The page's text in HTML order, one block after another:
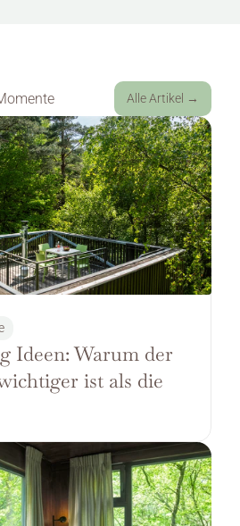
Alle Artikel →
Ideen: Warum der
ist als die